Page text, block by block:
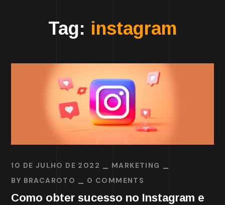
Tag: instagram
10 DE JULHO DE 2022
MARKETING
BY BRACAROTO 0 COMMENTS
Como obter sucesso no Instagram e